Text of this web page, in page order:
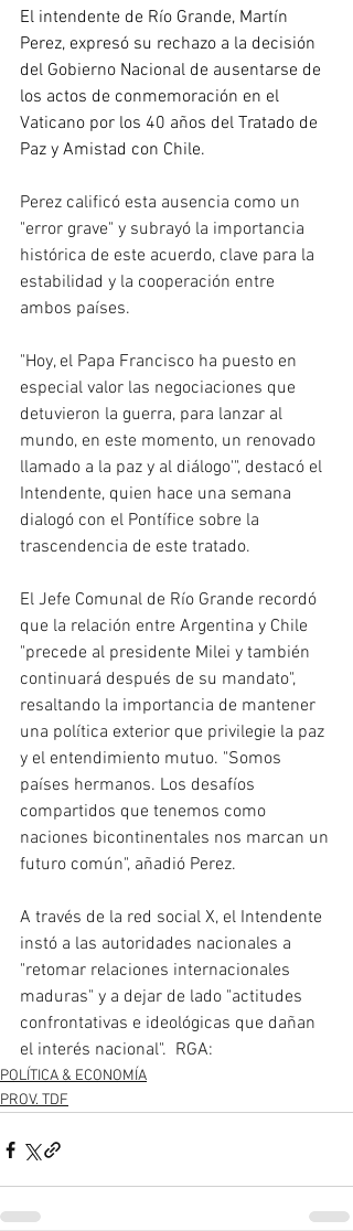
El intendente de Río Grande, Martín
Perez, expresó su rechazo a la decisión
del Gobierno Nacional de ausentarse de
los actos de conmemoración en el
Vaticano por los 40 años del Tratado de
Paz y Amistad con Chile.
Perez calificó esta ausencia como un
"error grave" y subrayó la importancia
histórica de este acuerdo, clave para la
estabilidad y la cooperación entre
ambos países.
"Hoy, el Papa Francisco ha puesto en
especial valor las negociaciones que
detuvieron la guerra, para lanzar al
mundo, en este momento, un renovado
llamado a la paz y al diálogo'", destacó el
Intendente, quien hace una semana
dialogó con el Pontífice sobre la
trascendencia de este tratado.
El Jefe Comunal de Río Grande recordó
que la relación entre Argentina y Chile
"precede al presidente Milei y también
continuará después de su mandato",
resaltando la importancia de mantener
una política exterior que privilegie la paz
y el entendimiento mutuo. "Somos
países hermanos. Los desafíos
compartidos que tenemos como
naciones bicontinentales nos marcan un
futuro común", añadió Perez.
A través de la red social X, el Intendente
instó a las autoridades nacionales a
"retomar relaciones internacionales
maduras" y a dejar de lado "actitudes
confrontativas e ideológicas que dañan
el interés nacional".  RGA:
POLÍTICA & ECONOMÍA
PROV. TDF